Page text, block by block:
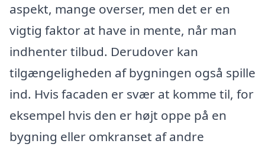
aspekt, mange overser, men det er en
vigtig faktor at have in mente, når man
indhenter tilbud. Derudover kan
tilgængeligheden af bygningen også spille
ind. Hvis facaden er svær at komme til, for
eksempel hvis den er højt oppe på en
bygning eller omkranset af andre